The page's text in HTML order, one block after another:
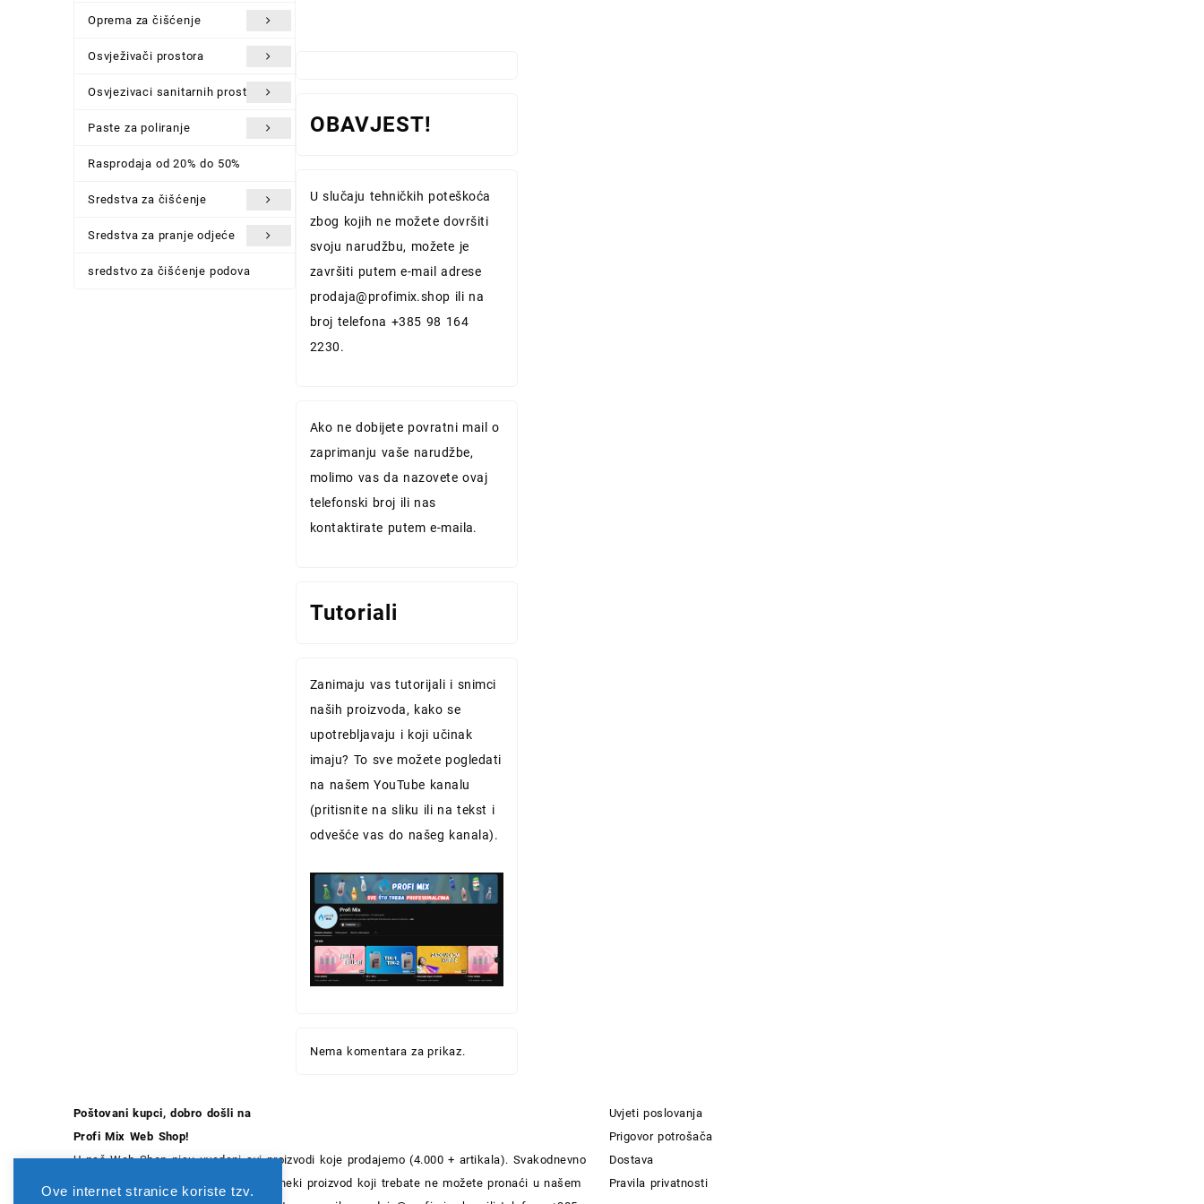
Oprema za čišćenje
Osvježivači prostora
Osvjezivaci sanitarnih prostora
Paste za poliranje
Rasprodaja od 20% do 50%
Sredstva za čišćenje
Sredstva za pranje odjeće
sredstvo za čišćenje podova
OBAVJEST!
U slučaju tehničkih poteškoća
zbog kojih ne možete dovršiti
svoju narudžbu, možete je
završiti putem e-mail adrese
prodaja@profimix.shop ili na
broj telefona +385 98 164
2230.
Ako ne dobijete povratni mail o
zaprimanju vaše narudžbe,
molimo vas da nazovete ovaj
telefonski broj ili nas
kontaktirate putem e-maila.
Tutoriali
Zanimaju vas tutorijali i snimci
naših proizvoda, kako se
upotrebljavaju i koji učinak
imaju? To sve možete pogledati
na našem YouTube kanalu
(pritisnite na sliku ili na tekst i
odvešće vas do našeg kanala).
Nema komentara za prikaz.
Poštovani kupci, dobro došli na
Profi Mix Web Shop!
U naš Web Shop nisu uvedeni svi proizvodi koje prodajemo (4.000 + artikala). Svakodnevno
radimo na unosu novih artikala. Ako neki proizvod koji trebate ne možete pronaći u našem
Uvjeti poslovanja
Prigovor potrošača
Dostava
Pravila privatnosti
Ove internet stranice koriste tzv.